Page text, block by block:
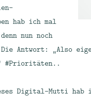
hab ich mal
nun noch
Antwort: „Also
#Prioritäten..
Digital-Mutti hab